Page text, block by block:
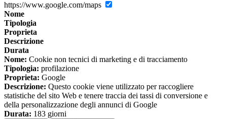
https://www.google.com/maps
Nome
Tipologia
Proprieta
Descrizione
Durata
Nome: Cookie non tecnici di marketing e di tracciamento
Tipologia: profilazione
Proprieta: Google
Descrizione: Questo cookie viene utilizzato per raccogliere
statistiche del sito Web e tenere traccia dei tassi di conversione e
della personalizzazione degli annunci di Google
Durata: 183 giorni